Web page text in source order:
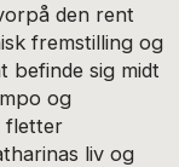
den rent
fremstilling og
befinde sig midt
og
fletter
liv og